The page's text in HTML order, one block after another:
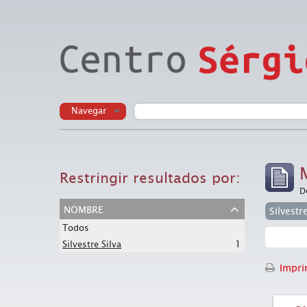
Navegar
Restringir resultados por:
nombre
Todos
Silvestre Silva
1